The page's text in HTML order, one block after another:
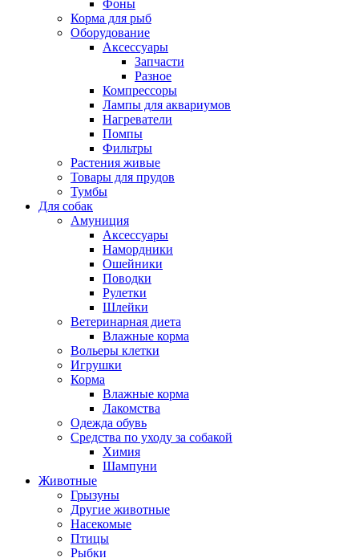
Фоны
Корма для рыб
Оборудование
Аксессуары
Запчасти
Разное
Компрессоры
Лампы для аквариумов
Нагреватели
Помпы
Фильтры
Растения живые
Товары для прудов
Тумбы
Для собак
Амуниция
Аксессуары
Намордники
Ошейники
Поводки
Рулетки
Шлейки
Ветеринарная диета
Влажные корма
Вольеры клетки
Игрушки
Корма
Влажные корма
Лакомства
Одежда обувь
Средства по уходу за собакой
Химия
Шампуни
Животные
Грызуны
Другие животные
Насекомые
Птицы
Рыбки